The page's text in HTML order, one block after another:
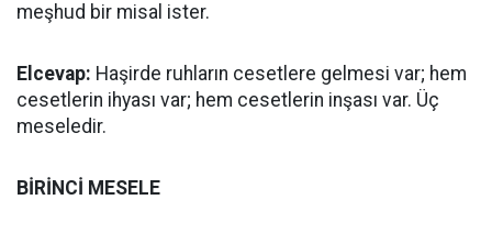
meşhud bir misal ister.
Elcevap: Haşirde ruhların cesetlere gelmesi var; hem
cesetlerin ihyası var; hem cesetlerin inşası var. Üç
meseledir.
BİRİNCİ MESELE